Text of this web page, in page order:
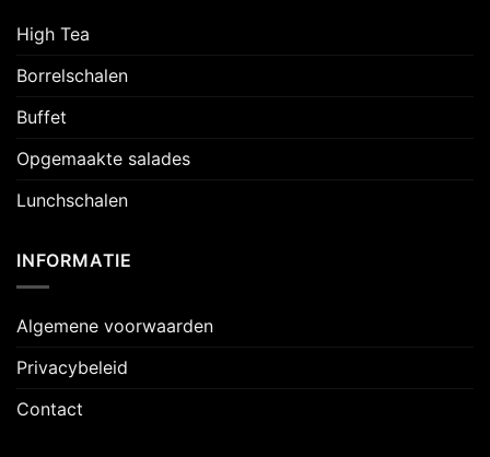
High Tea
Borrelschalen
Buffet
Opgemaakte salades
Lunchschalen
INFORMATIE
Algemene voorwaarden
Privacybeleid
Contact